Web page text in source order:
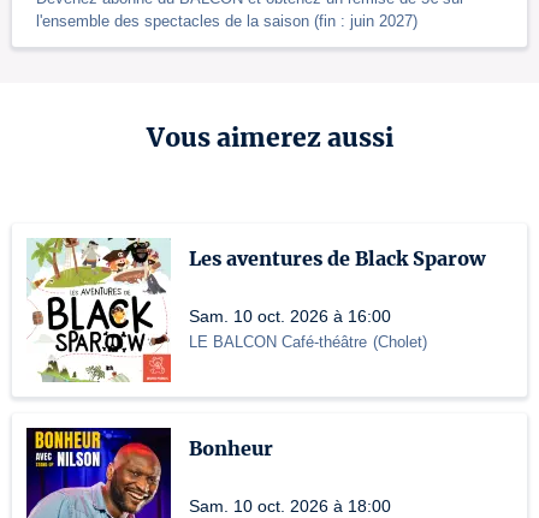
l'ensemble des spectacles de la saison (fin : juin 2027)
Vous aimerez aussi
Les aventures de Black Sparow
Sam. 10 oct. 2026 à 16:00
LE BALCON Café-théâtre (Cholet)
Bonheur
Sam. 10 oct. 2026 à 18:00